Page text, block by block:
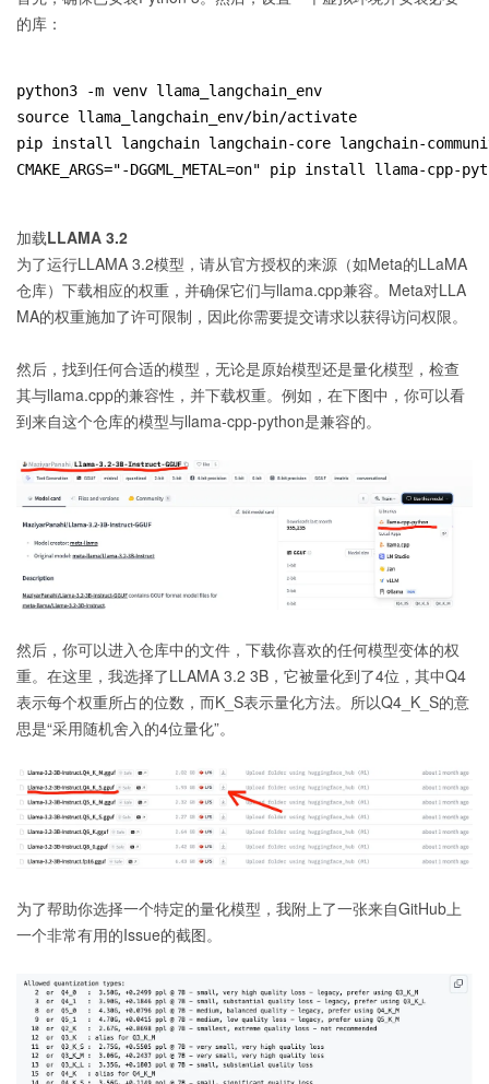
的库：
python3 -m venv llama_langchain_env
source llama_langchain_env/bin/activate
pip install langchain langchain-core langchain-
CMAKE_ARGS="-DGGML_METAL=on" pip install llama-cpp-
加载LLAMA 3.2
为了运行LLAMA 3.2模型，请从官方授权的来源（如Meta的LLaMA
仓库）下载相应的权重，并确保它们与llama.cpp兼容。Meta对LLA
MA的权重施加了许可限制，因此你需要提交请求以获得访问权限。
然后，找到任何合适的模型，无论是原始模型还是量化模型，检查
其与llama.cpp的兼容性，并下载权重。例如，在下图中，你可以看
到来自这个仓库的模型与llama-cpp-python是兼容的。
然后，你可以进入仓库中的文件，下载你喜欢的任何模型变体的权
重。在这里，我选择了LLAMA 3.2 3B，它被量化到了4位，其中Q4
表示每个权重所占的位数，而K_S表示量化方法。所以Q4_K_S的意
思是“采用随机舍入的4位量化”。
为了帮助你选择一个特定的量化模型，我附上了一张来自GitHub上
一个非常有用的Issue的截图。